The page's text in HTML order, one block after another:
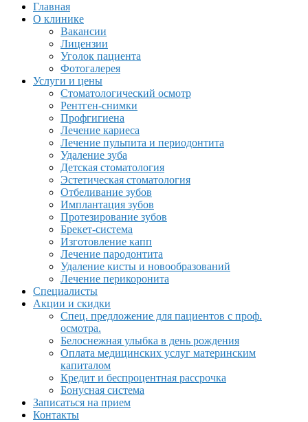
Главная
О клинике
Вакансии
Лицензии
Уголок пациента
Фотогалерея
Услуги и цены
Стоматологический осмотр
Рентген-снимки
Профгигиена
Лечение кариеса
Лечение пульпита и периодонтита
Удаление зуба
Детская стоматология
Эстетическая стоматология
Отбеливание зубов
Имплантация зубов
Протезирование зубов
Брекет-система
Изготовление капп
Лечение пародонтита
Удаление кисты и новообразований
Лечение перикоронита
Специалисты
Акции и скидки
Спец. предложение для пациентов с проф.
осмотра.
Белоснежная улыбка в день рождения
Оплата медицинских услуг материнским
капиталом
Кредит и беспроцентная рассрочка
Бонусная система
Записаться на прием
Контакты